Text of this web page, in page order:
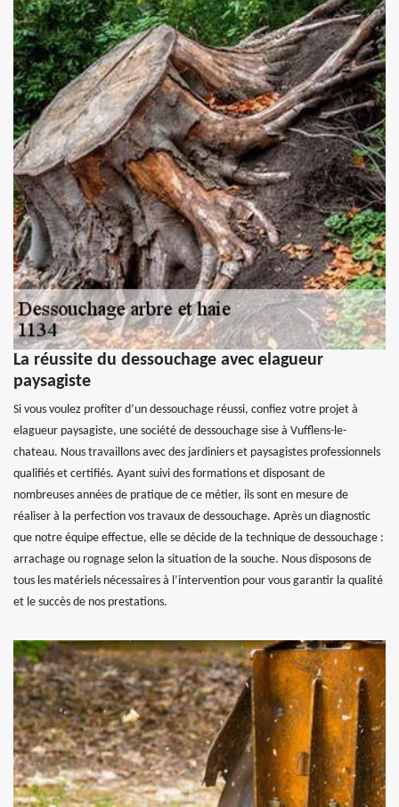
La réussite du dessouchage avec elagueur
paysagiste
Si vous voulez profiter d’un dessouchage réussi, confiez votre projet à
elagueur paysagiste, une société de dessouchage sise à Vufflens-le-
chateau. Nous travaillons avec des jardiniers et paysagistes professionnels
qualifiés et certifiés. Ayant suivi des formations et disposant de
nombreuses années de pratique de ce métier, ils sont en mesure de
réaliser à la perfection vos travaux de dessouchage. Après un diagnostic
que notre équipe effectue, elle se décide de la technique de dessouchage :
arrachage ou rognage selon la situation de la souche. Nous disposons de
tous les matériels nécessaires à l’intervention pour vous garantir la qualité
et le succès de nos prestations.